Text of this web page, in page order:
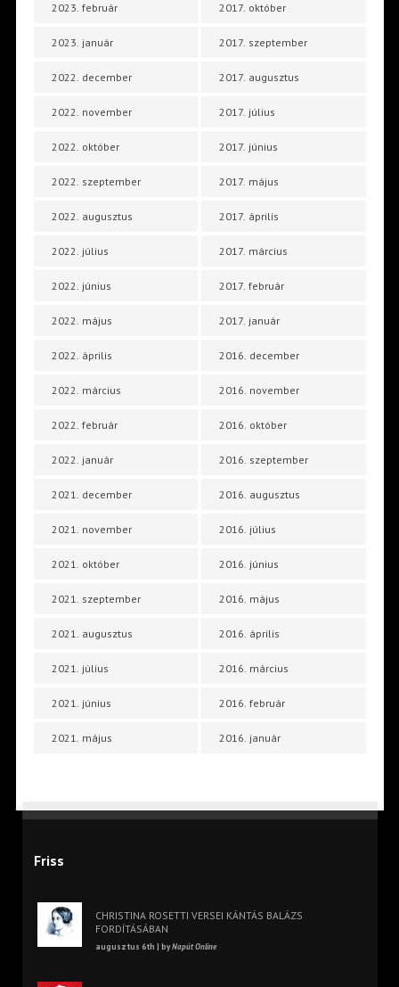
2023. február
2023. január
2022. december
2022. november
2022. október
2022. szeptember
2022. augusztus
2022. július
2022. június
2022. május
2022. április
2022. március
2022. február
2022. január
2021. december
2021. november
2021. október
2021. szeptember
2021. augusztus
2021. július
2021. június
2021. május
2017. október
2017. szeptember
2017. augusztus
2017. július
2017. június
2017. május
2017. április
2017. március
2017. február
2017. január
2016. december
2016. november
2016. október
2016. szeptember
2016. augusztus
2016. július
2016. június
2016. május
2016. április
2016. március
2016. február
2016. január
Friss
CHRISTINA ROSETTI VERSEI KÁNTÁS BALÁZS
FORDÍTÁSÁBAN
augusztus 6th | byNapút Online